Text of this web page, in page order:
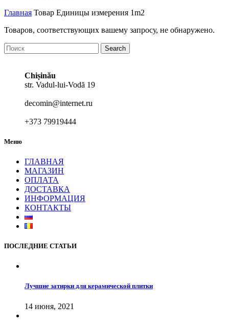
Главная Товар Единицы измерения 1m2
Товаров, соответствующих вашему запросу, не обнаружено.
Search
Chișinău
str. Vadul-lui-Vodă 19
decomin@internet.ru
+373 79919444
Меню
ГЛАВНАЯ
МАГАЗИН
ОПЛАТА
ДОСТАВКА
ИНФОРМАЦИЯ
КОНТАКТЫ
ПОСЛЕДНИЕ СТАТЬИ
Лучшие затирки для керамической плитки
14 июня, 2021